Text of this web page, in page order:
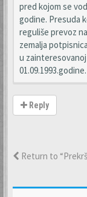
pred kojom se
godine. Presuda
reguliše prevoz
zemalja
u
01.09.1993.godine.
Reply
Return to